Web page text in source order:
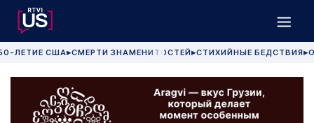
ЛЕТИЕ США▶СМЕРТИ ЗНАМЕНИТОСТЕЙ▶СТИХИЙНЫЕ БЕДСТВИЯ▶